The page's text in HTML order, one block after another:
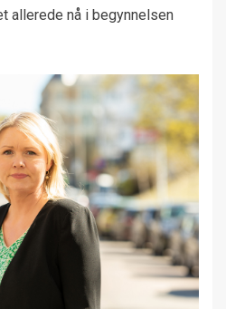
allerede nå i begynnelsen